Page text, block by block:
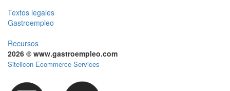
Textos legales
Gastroempleo
Recursos
2026 © www.gastroempleo.com
Sitelicon Ecommerce Services